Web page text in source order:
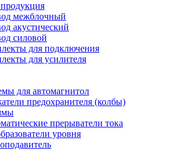
межблочный
акустический
силовой
для подключения
для усилителя
для автомагнитол
предохранителя (колбы)
прерыватели тока
уровня